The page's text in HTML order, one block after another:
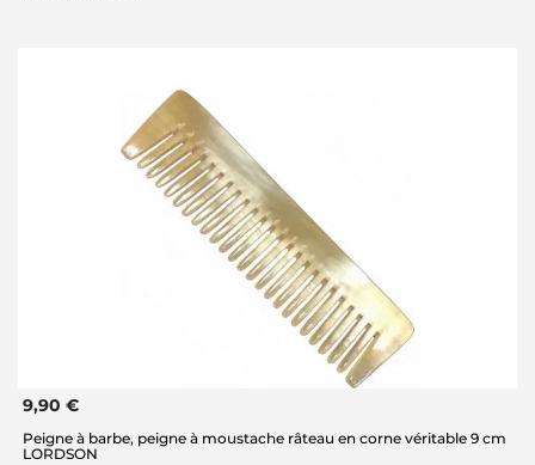
9,90 €
Peigne à barbe, peigne à moustache râteau en corne véritable 9 cm
LORDSON